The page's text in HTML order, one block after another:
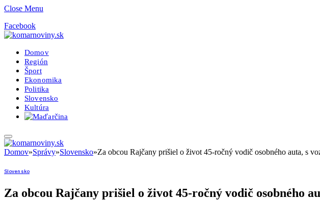
Close Menu
Facebook
Domov
Región
Šport
Ekonomika
Politika
Slovensko
Kultúra
Domov»Správy»Slovensko»Za obcou Rajčany prišiel o život 45-ročný vodič osobného auta, s
Slovensko
Za obcou Rajčany prišiel o život 45-ročný vodič osobného